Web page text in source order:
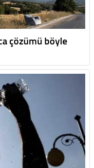
çözümü böyle